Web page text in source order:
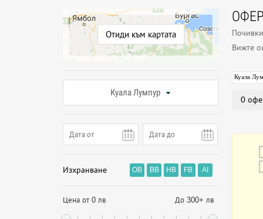
Отиди към картата
Куала Лумпур
Изхранване OB BB HB FB AI
Цена от 0 лв До 300+ лв
Вижте
Куала
0